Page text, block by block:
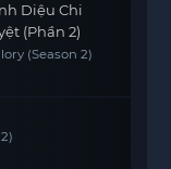
Diệu Chi
(Phần 2)
(Season 2)